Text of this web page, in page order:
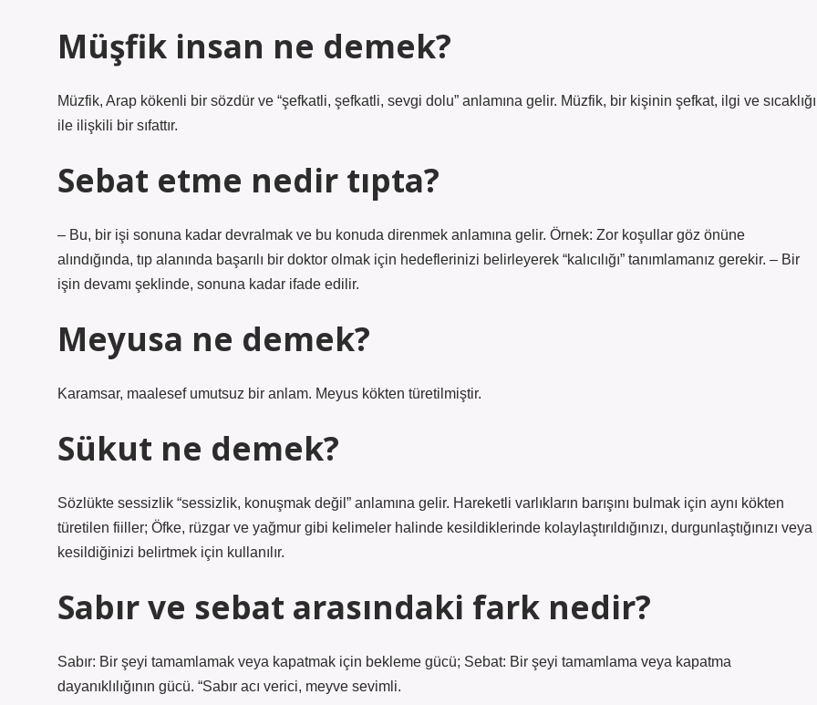
Müşfik insan ne demek?
Müzfik, Arap kökenli bir sözdür ve “şefkatli, şefkatli, sevgi dolu” anlamına gelir. Müzfik, bir kişinin şefkat, ilgi ve sıcaklığı
ile ilişkili bir sıfattır.
Sebat etme nedir tıpta?
– Bu, bir işi sonuna kadar devralmak ve bu konuda direnmek anlamına gelir. Örnek: Zor koşullar göz önüne
alındığında, tıp alanında başarılı bir doktor olmak için hedeflerinizi belirleyerek “kalıcılığı” tanımlamanız gerekir. – Bir
işin devamı şeklinde, sonuna kadar ifade edilir.
Meyusa ne demek?
Karamsar, maalesef umutsuz bir anlam. Meyus kökten türetilmiştir.
Sükut ne demek?
Sözlükte sessizlik “sessizlik, konuşmak değil” anlamına gelir. Hareketli varlıkların barışını bulmak için aynı kökten
türetilen fiiller; Öfke, rüzgar ve yağmur gibi kelimeler halinde kesildiklerinde kolaylaştırıldığınızı, durgunlaştığınızı veya
kesildiğinizi belirtmek için kullanılır.
Sabır ve sebat arasındaki fark nedir?
Sabır: Bir şeyi tamamlamak veya kapatmak için bekleme gücü; Sebat: Bir şeyi tamamlama veya kapatma
dayanıklılığının gücü. “Sabır acı verici, meyve sevimli.